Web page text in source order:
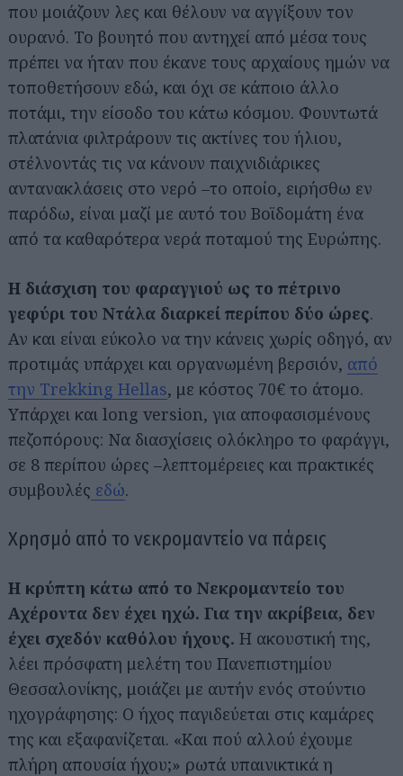
που μοιάζουν λες και θέλουν να αγγίξουν τον
ουρανό. Το βουητό που αντηχεί από μέσα τους
πρέπει να ήταν που έκανε τους αρχαίους ημών να
τοποθετήσουν εδώ, και όχι σε κάποιο άλλο
ποτάμι, την είσοδο του κάτω κόσμου. Φουντωτά
πλατάνια φιλτράρουν τις ακτίνες του ήλιου,
στέλνοντάς τις να κάνουν παιχνιδιάρικες
αντανακλάσεις στο νερό –το οποίο, ειρήσθω εν
παρόδω, είναι μαζί με αυτό του Βοϊδομάτη ένα
από τα καθαρότερα νερά ποταμού της Ευρώπης.
Η διάσχιση του φαραγγιού ως το πέτρινο
γεφύρι του Ντάλα διαρκεί περίπου δύο ώρες.
Αν και είναι εύκολο να την κάνεις χωρίς οδηγό, αν
προτιμάς υπάρχει και οργανωμένη βερσιόν, από
την Trekking Hellas, με κόστος 70€ το άτομο.
Υπάρχει και long version, για αποφασισμένους
πεζοπόρους: Να διασχίσεις ολόκληρο το φαράγγι,
σε 8 περίπου ώρες –λεπτομέρειες και πρακτικές
συμβουλές εδώ.
Χρησμό από το νεκρομαντείο να πάρεις
Η κρύπτη κάτω από το Νεκρομαντείο του
Αχέροντα δεν έχει ηχώ. Για την ακρίβεια, δεν
έχει σχεδόν καθόλου ήχους. Η ακουστική της,
λέει πρόσφατη μελέτη του Πανεπιστημίου
Θεσσαλονίκης, μοιάζει με αυτήν ενός στούντιο
ηχογράφησης: Ο ήχος παγιδεύεται στις καμάρες
της και εξαφανίζεται. «Και πού αλλού έχουμε
πλήρη απουσία ήχου;» ρωτά υπαινικτικά η
Αναζήτηση